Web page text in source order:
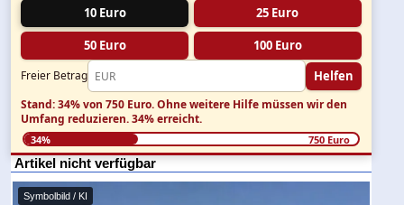
10 Euro
25 Euro
50 Euro 100 Euro
Freier Betrag Helfen
Stand: 34% von 750 Euro.Ohne weitere Hilfe müssen wir den
Umfang reduzieren.34% erreicht.
34% 750 Euro
Artikel nicht verfügbar
Symbolbild / KI